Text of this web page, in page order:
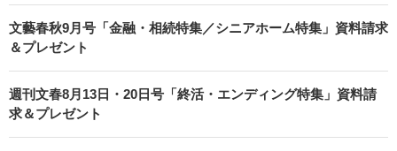
文藝春秋9月号「金融・相続特集／シニアホーム特集」資料請求
＆プレゼント
週刊文春8月13日・20日号「終活・エンディング特集」資料請
求＆プレゼント